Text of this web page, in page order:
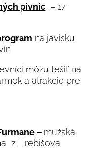
pivníc – 17
na javisku
môžu tešiť na
a atrakcie pre
– mužská
z Trebišova